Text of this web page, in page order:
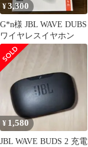
¥3,300
G*n様 JBL WAVE DUBS
ワイヤレスイヤホン
¥ 1,580
JBL WAVE BUDS 2 充電